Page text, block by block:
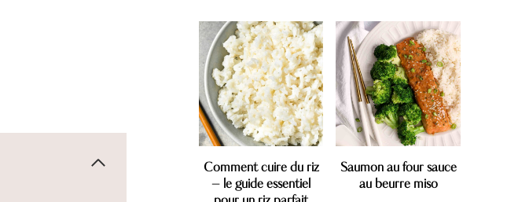
Comment cuire du riz
– le guide essentiel
Saumon au four sauce
au beurre miso